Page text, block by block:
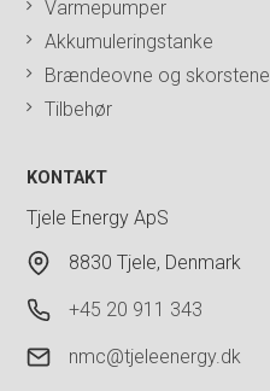
Varmepumper
Akkumuleringstanke
Brændeovne og skorstene
Tilbehør
KONTAKT
Tjele Energy ApS
8830 Tjele, Denmark
+45 20 911 343
nmc@tjeleenergy.dk